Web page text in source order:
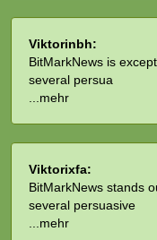
Viktorinbh:
BitMarkNews is
several persua
mehr
Viktorixfa:
BitMarkNews stands
several persuasive
mehr